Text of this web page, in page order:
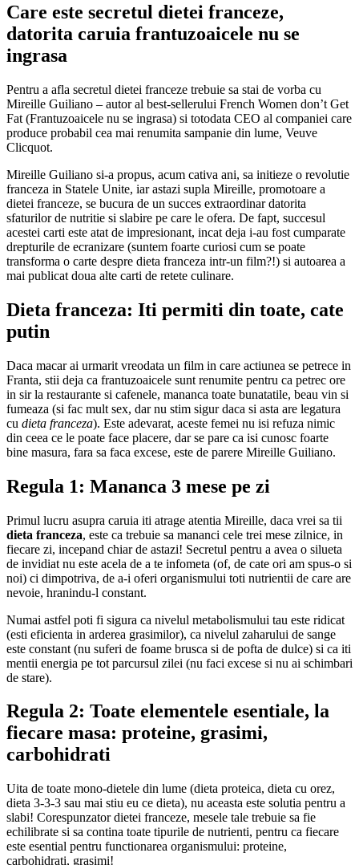
Care este secretul dietei franceze,
datorita caruia frantuzoaicele nu se
ingrasa
Pentru a afla secretul dietei franceze trebuie sa stai de vorba cu
Mireille Guiliano – autor al best-sellerului French Women don’t Get
Fat (Frantuzoaicele nu se ingrasa) si totodata CEO al companiei care
produce probabil cea mai renumita sampanie din lume, Veuve
Clicquot.
Mireille Guiliano si-a propus, acum cativa ani, sa initieze o revolutie
franceza in Statele Unite, iar astazi supla Mireille, promotoare a
dietei franceze, se bucura de un succes extraordinar datorita
sfaturilor de nutritie si slabire pe care le ofera. De fapt, succesul
acestei carti este atat de impresionant, incat deja i-au fost cumparate
drepturile de ecranizare (suntem foarte curiosi cum se poate
transforma o carte despre dieta franceza intr-un film?!) si autoarea a
mai publicat doua alte carti de retete culinare.
Dieta franceza: Iti permiti din toate, cate
putin
Daca macar ai urmarit vreodata un film in care actiunea se petrece in
Franta, stii deja ca frantuzoaicele sunt renumite pentru ca petrec ore
in sir la restaurante si cafenele, mananca toate bunatatile, beau vin si
fumeaza (si fac mult sex, dar nu stim sigur daca si asta are legatura
cu dieta franceza). Este adevarat, aceste femei nu isi refuza nimic
din ceea ce le poate face placere, dar se pare ca isi cunosc foarte
bine masura, fara sa faca excese, este de parere Mireille Guiliano.
Regula 1: Mananca 3 mese pe zi
Primul lucru asupra caruia iti atrage atentia Mireille, daca vrei sa tii
dieta franceza, este ca trebuie sa mananci cele trei mese zilnice, in
fiecare zi, incepand chiar de astazi! Secretul pentru a avea o silueta
de invidiat nu este acela de a te infometa (of, de cate ori am spus-o si
noi) ci dimpotriva, de a-i oferi organismului toti nutrientii de care are
nevoie, hranindu-l constant.
Numai astfel poti fi sigura ca nivelul metabolismului tau este ridicat
(esti eficienta in arderea grasimilor), ca nivelul zaharului de sange
este constant (nu suferi de foame brusca si de pofta de dulce) si ca iti
mentii energia pe tot parcursul zilei (nu faci excese si nu ai schimbari
de stare).
Regula 2: Toate elementele esentiale, la
fiecare masa: proteine, grasimi,
carbohidrati
Uita de toate mono-dietele din lume (dieta proteica, dieta cu orez,
dieta 3-3-3 sau mai stiu eu ce dieta), nu aceasta este solutia pentru a
slabi! Corespunzator dietei franceze, mesele tale trebuie sa fie
echilibrate si sa contina toate tipurile de nutrienti, pentru ca fiecare
este esential pentru functionarea organismului: proteine,
carbohidrati, grasimi!